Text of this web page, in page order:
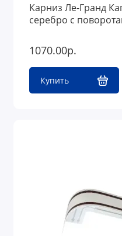
Карниз Ле-Гранд
серебро с
1070.00р.
Купить